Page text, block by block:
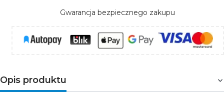
Gwarancja bezpiecznego zakupu
Opis produktu